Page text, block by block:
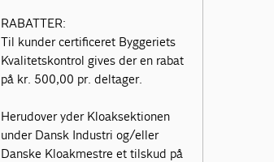
RABATTER:
Til kunder certificeret Byggeriets
Kvalitetskontrol gives der en rabat
på kr. 500,00 pr. deltager.
Herudover yder Kloaksektionen
under Dansk Industri og/eller
Danske Kloakmestre et tilskud på